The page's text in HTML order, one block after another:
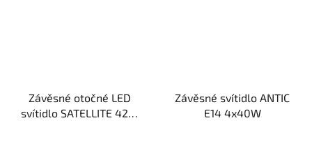
Závěsné otočné LED
svítidlo SATELLITE 42W
Závěsné svítidlo ANTIC
E14 4x40W